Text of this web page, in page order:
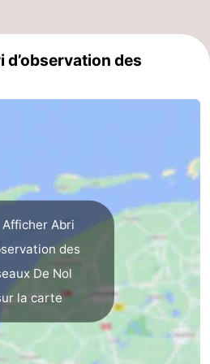
des
Afficher Abri
des
De Nol
la carte